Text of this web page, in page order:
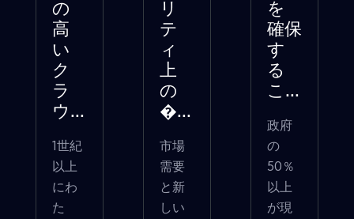
の
高
い
ク
ラ
ウ...
1世紀
以上
にわ
た
リ
テ
ィ
上
の
�...
市場
需要
と新
しい
を
確保
す
る
こ...
政府
の
50％
以上
が現